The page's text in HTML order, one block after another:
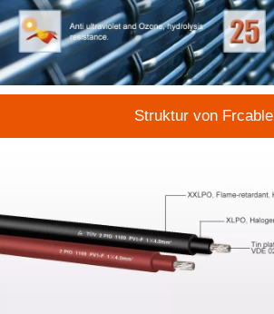
Struktur von Frcable